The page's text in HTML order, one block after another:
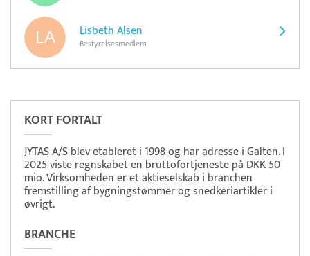
Lisbeth Alsen
Bestyrelsesmedlem
KORT FORTALT
JYTAS A/S blev etableret i 1998 og har adresse i Galten. I
2025 viste regnskabet en bruttofortjeneste på DKK 50
mio. Virksomheden er et aktieselskab i branchen
fremstilling af bygningstømmer og snedkeriartikler i
øvrigt.
BRANCHE